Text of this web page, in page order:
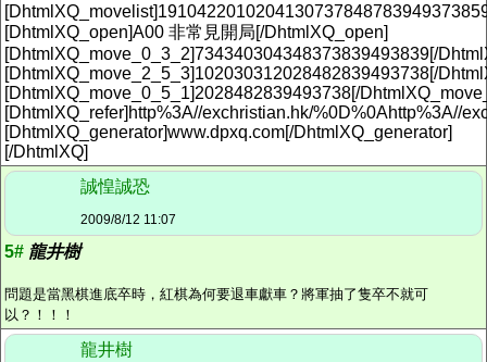
[DhtmlXQ_open]A00 非常見開局[/DhtmlXQ_open]
[DhtmlXQ_move_0_3_2]734340304348373839493839[/
[DhtmlXQ_move_2_5_3]102030312028482839493738[/
[DhtmlXQ_move_0_5_1]2028482839493738[/
[DhtmlXQ_refer]http%3A//exchristian.hk/%0D%0Ahttp%3A//
[DhtmlXQ_generator]www.dpxq.com[/DhtmlXQ_generator]
[/DhtmlXQ]
誠惶誠恐
2009/8/12 11:07
5# 龍井樹
問題是當黑棋進底卒時，紅棋為何要退車獻車？將軍抽了隻卒不就可
以？！！！
龍井樹